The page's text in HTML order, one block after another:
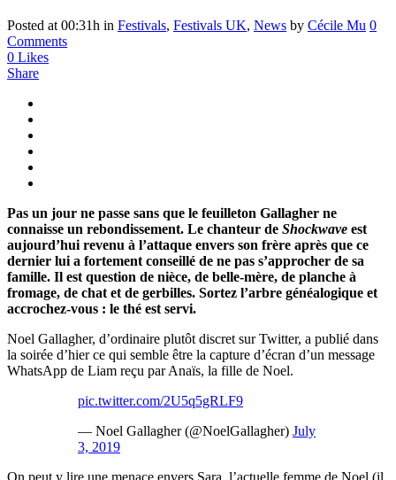
Posted at 00:31h in Festivals, Festivals UK, News by Cécile Mu 0
Comments
0 Likes
Share
Pas un jour ne passe sans que le feuilleton Gallagher ne
connaisse un rebondissement. Le chanteur de Shockwave est
aujourd’hui revenu à l’attaque envers son frère après que ce
dernier lui a fortement conseillé de ne pas s’approcher de sa
famille. Il est question de nièce, de belle-mère, de planche à
fromage, de chat et de gerbilles. Sortez l’arbre généalogique et
accrochez-vous : le thé est servi.
Noel Gallagher, d’ordinaire plutôt discret sur Twitter, a publié dans
la soirée d’hier ce qui semble être la capture d’écran d’un message
WhatsApp de Liam reçu par Anaïs, la fille de Noel.
pic.twitter.com/2U5q5gRLF9
— Noel Gallagher (@NoelGallagher) July
3, 2019
On peut y lire une menace envers Sara, l’actuelle femme de Noel (il